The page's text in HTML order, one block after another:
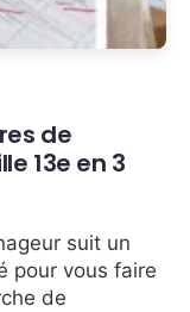
de
13e en 3
suit un
pour vous faire
de